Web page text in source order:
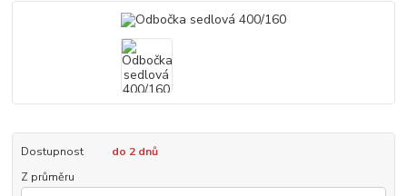
Dostupnost
do 2 dnů
Z průměru